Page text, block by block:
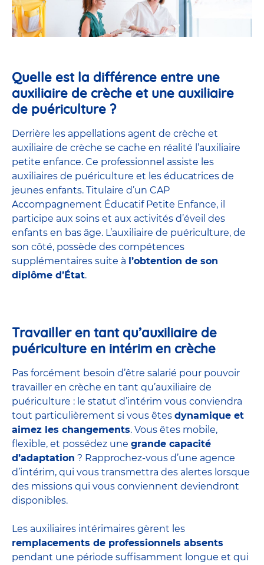
Quelle est la différence entre une
auxiliaire de crèche et une auxiliaire
de puériculture ?
Derrière les appellations agent de crèche et
auxiliaire de crèche se cache en réalité l’auxiliaire
petite enfance. Ce professionnel assiste les
auxiliaires de puériculture et les éducatrices de
jeunes enfants. Titulaire d’un CAP
Accompagnement Éducatif Petite Enfance, il
participe aux soins et aux activités d’éveil des
enfants en bas âge. L’auxiliaire de puériculture, de
son côté, possède des compétences
supplémentaires suite à l’obtention de son
diplôme d’État.
Travailler en tant qu’auxiliaire de
puériculture en intérim en crèche
Pas forcément besoin d’être salarié pour pouvoir
travailler en crèche en tant qu’auxiliaire de
puériculture : le statut d’intérim vous conviendra
tout particulièrement si vous êtes dynamique et
aimez les changements. Vous êtes mobile,
flexible, et possédez une grande capacité
d’adaptation ? Rapprochez-vous d’une agence
d’intérim, qui vous transmettra des alertes lorsque
des missions qui vous conviennent deviendront
disponibles.
Les auxiliaires intérimaires gèrent les
remplacements de professionnels absents
pendant une période suffisamment longue et qui